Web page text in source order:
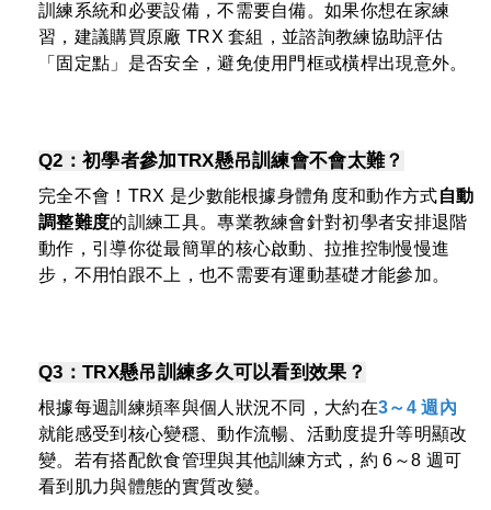
訓練系統和必要設備，不需要自備。如果你想在家練
習，建議購買原廠 TRX 套組，並諮詢教練協助評估
「固定點」是否安全，避免使用門框或橫桿出現意外。
Q2：初學者參加TRX懸吊訓練會不會太難？
完全不會！TRX 是少數能根據身體角度和動作方式自動
調整難度的訓練工具。專業教練會針對初學者安排退階
動作，引導你從最簡單的核心啟動、拉推控制慢慢進
步，不用怕跟不上，也不需要有運動基礎才能參加。
Q3：TRX懸吊訓練多久可以看到效果？
根據每週訓練頻率與個人狀況不同，大約在3～4 週內
就能感受到核心變穩、動作流暢、活動度提升等明顯改
變。若有搭配飲食管理與其他訓練方式，約 6～8 週可
看到肌力與體態的實質改變。